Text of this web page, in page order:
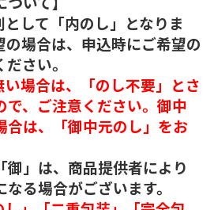
して「内のし」となりま
の場合は、申込時にご希望の
さい。
場合は、「のし不要」とさ
で、ご注意ください。御中
合は、「御中元のし」をお
」は、商品提供者により
る場合がございます。